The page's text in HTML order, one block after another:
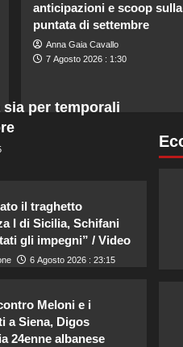
anticipazioni e scoop sulla
puntata di settembre
Anna Gaia Cavallo
7 Agosto 2026 : 1:30
sia per temporali
il traghetto
I di Sicilia, Schifani
gli impegni” / Video
6 Agosto 2026 : 23:15
Meloni e i
a Siena, Digos
24enne albanese